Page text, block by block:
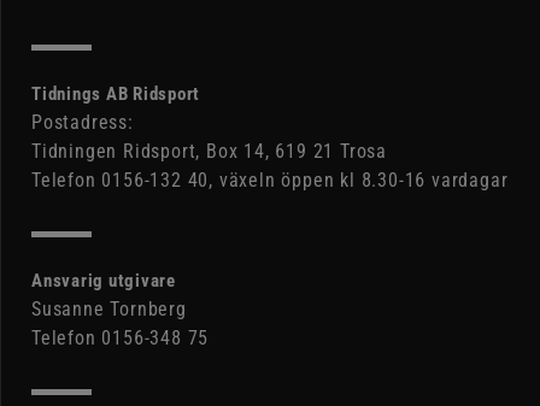
Tidnings AB Ridsport
Postadress:
Tidningen Ridsport, Box 14, 619 21 Trosa
Telefon 0156-132 40, växeln öppen kl 8.30-16 vardagar
Ansvarig utgivare
Susanne Tornberg
Telefon 0156-348 75